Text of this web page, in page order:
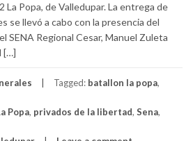
La Popa, de Valledupar. La entrega de
se llevó a cabo con la presencia del
SENA Regional Cesar, Manuel Zuleta
[…]
Tagged: batallon la popa,
Popa, privados de la libertad, Sena,